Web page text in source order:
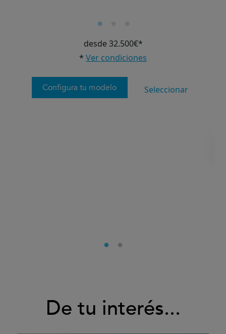
desde 32.500€*
* Ver condiciones
Configura tu modelo Seleccionar
De tu interés...